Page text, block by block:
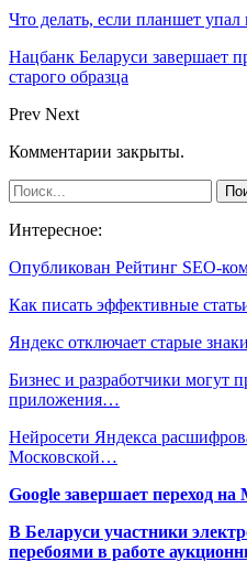
Что делать, если планшет
Нацбанк Беларуси завершает
старого образца
Prev Next
Комментарии закрыты.
Интересное:
Опубликован Рейтинг SEO-
Как писать эффективные
Яндекс отключает старые
Бизнес и разработчики могут
приложения…
Нейросети Яндекса
Московской…
Google завершает переход
В Беларуси участники
перебоями в работе